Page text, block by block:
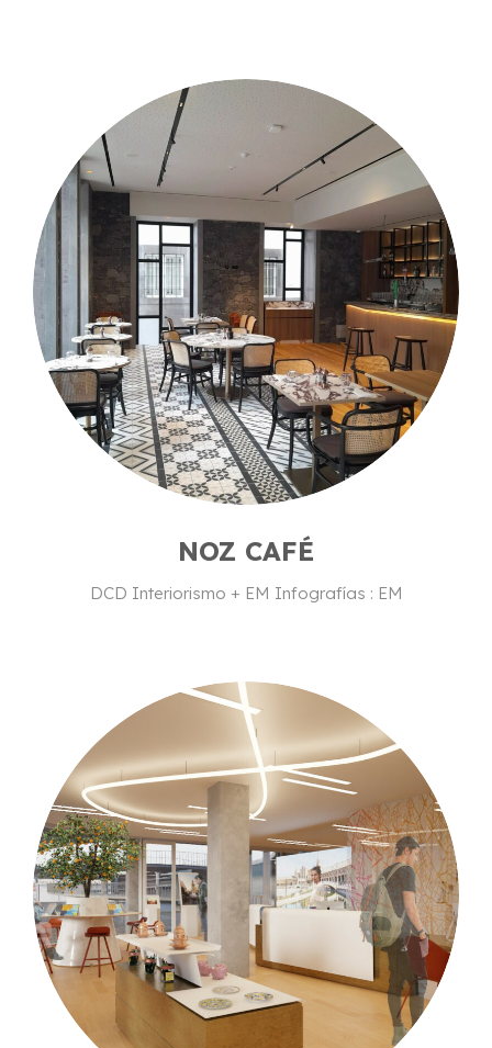
NOZ CAFÉ
DCD Interiorismo + EM Infografías : EM